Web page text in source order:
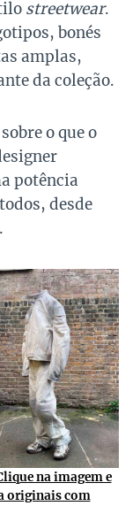
streetwear.
bonés
amplas,
da coleção.
o que o
potência
desde
na imagem e
originais com